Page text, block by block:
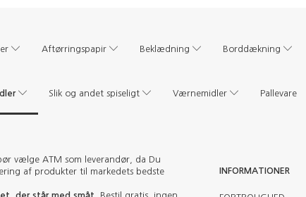
Aftørringspapir Beklædning Borddækning
Slik og andet spiseligt Værnemidler Pallevare
vælge ATM som leverandør, da Du
af produkter til markedets bedste
INFORMATIONER